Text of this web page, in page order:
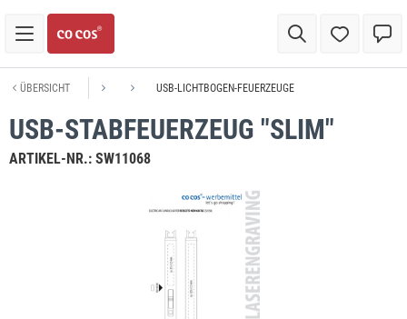
ÜBERSICHT USB-LICHTBOGEN-FEUERZEUGE
USB-STABFEUERZEUG "SLIM"
ARTIKEL-NR.: SW11068